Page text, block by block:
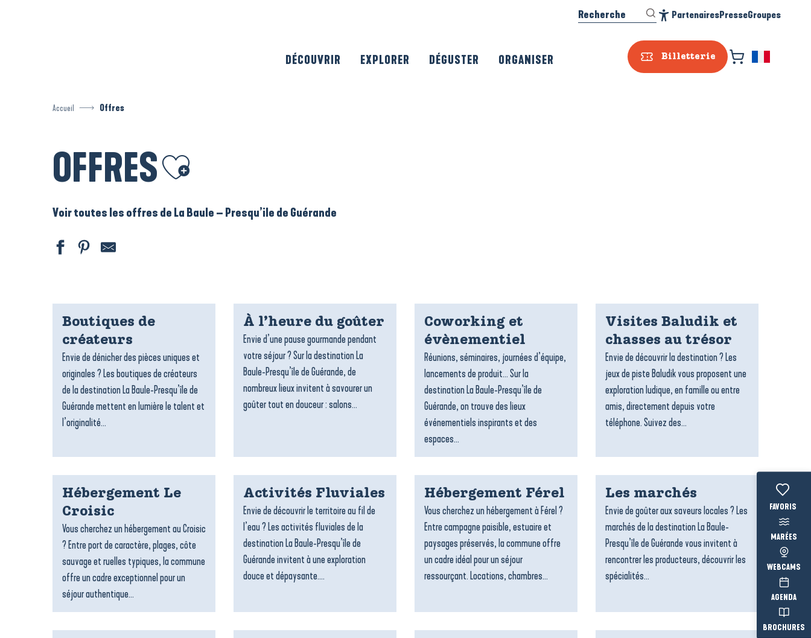
Billetterie
Recherche PartenairesPresseGroupes
DÉCOUVRIR EXPLORER DÉGUSTER ORGANISER
Voir les
MARÉES
WEBCAMS
AGENDA
BROCHURES
Accueil Offres
OFFRES Ajouter aux favoris
Voir toutes les offres de La Baule – Presqu’ile de Guérande
Boutiques de
créateurs
Envie de dénicher des pièces uniques et
originales ? Les boutiques de créateurs
de la destination La Baule-Presqu’île de
Guérande mettent en lumière le talent et
l’originalité...
À l’heure du goûter
Envie d’une pause gourmande pendant
votre séjour ? Sur la destination La
Baule-Presqu’île de Guérande, de
nombreux lieux invitent à savourer un
goûter tout en douceur : salons...
Coworking et
évènementiel
Réunions, séminaires, journées d’équipe,
lancements de produit… Sur la
destination La Baule-Presqu’île de
Guérande, on trouve des lieux
événementiels inspirants et des
espaces...
Visites Baludik et
chasses au trésor
Envie de découvrir la destination ? Les
jeux de piste Baludik vous proposent une
exploration ludique, en famille ou entre
amis, directement depuis votre
téléphone. Suivez des...
Hébergement Le
Croisic
Vous cherchez un hébergement au Croisic
? Entre port de caractère, plages, côte
sauvage et ruelles typiques, la commune
offre un cadre exceptionnel pour un
séjour authentique...
Activités Fluviales
Envie de découvrir le territoire au fil de
l’eau ? Les activités fluviales de la
destination La Baule-Presqu’île de
Guérande invitent à une exploration
douce et dépaysante....
Hébergement Férel
Vous cherchez un hébergement à Férel ?
Entre campagne paisible, estuaire et
paysages préservés, la commune offre
un cadre idéal pour un séjour
ressourçant. Locations, chambres...
Les marchés
Envie de goûter aux saveurs locales ? Les
marchés de la destination La Baule-
Presqu’île de Guérande vous invitent à
rencontrer les producteurs, découvrir les
spécialités...